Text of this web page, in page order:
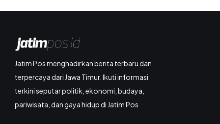
Jatim Pos menghadirkan berita terbaru dan
terpercaya dari Jawa Timur. Ikuti informasi
terkini seputar politik, ekonomi, budaya,
pariwisata, dan gaya hidup di Jatim Pos